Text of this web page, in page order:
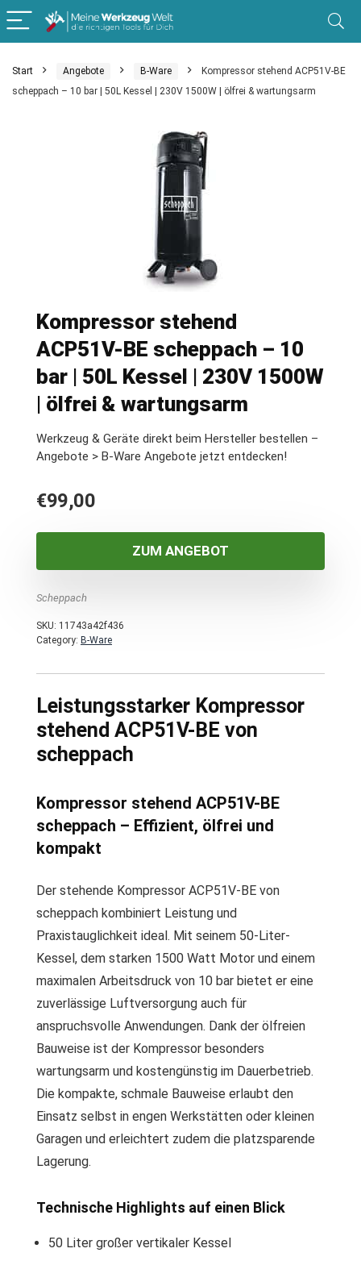
Start Angebote B-Ware
Kompressor stehend ACP51V-BE
scheppach – 10 bar | 50L Kessel | 230V 1500W | ölfrei & wartungsarm
Kompressor stehend
ACP51V-BE scheppach – 10
bar | 50L Kessel | 230V 1500W
| ölfrei & wartungsarm
Werkzeug & Geräte direkt beim Hersteller bestellen –
Angebote > B-Ware Angebote jetzt entdecken!
€99,00
ZUM ANGEBOT
Scheppach
SKU: 11743a42f436
Category: B-Ware
Leistungsstarker Kompressor
stehend ACP51V-BE von
scheppach
Kompressor stehend ACP51V-BE
scheppach – Effizient, ölfrei und
kompakt
Der stehende Kompressor ACP51V-BE von
scheppach kombiniert Leistung und
Praxistauglichkeit ideal. Mit seinem 50-Liter-
Kessel, dem starken 1500 Watt Motor und einem
maximalen Arbeitsdruck von 10 bar bietet er eine
zuverlässige Luftversorgung auch für
anspruchsvolle Anwendungen. Dank der ölfreien
Bauweise ist der Kompressor besonders
wartungsarm und kostengünstig im Dauerbetrieb.
Die kompakte, schmale Bauweise erlaubt den
Einsatz selbst in engen Werkstätten oder kleinen
Garagen und erleichtert zudem die platzsparende
Lagerung.
Technische Highlights auf einen Blick
50 Liter großer vertikaler Kessel